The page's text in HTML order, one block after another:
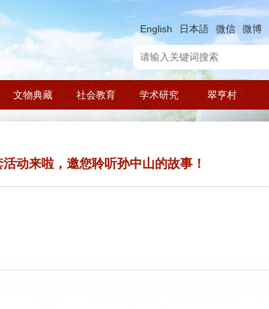
English 日本語 微信 微博
文物典藏 社会教育 学术研究 翠亨村
动来啦，邀您聆听孙中山的故事！